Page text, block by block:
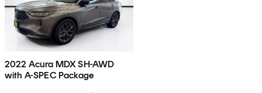
2022 Acura MDX SH-AWD
with A-SPEC Package